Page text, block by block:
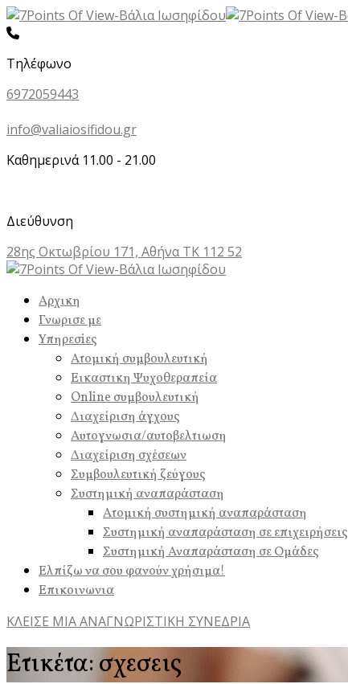
Τηλέφωνο
6972059443
info@valiaiosifidou.gr
Καθημερινά 11.00 - 21.00
Διεύθυνση
28ης Οκτωβρίου 171, Αθήνα ΤΚ 112 52
Αρχικη
Γνωρισε με
Υπηρεσiες
Ατομική συμβουλευτική
Εικαστικη Ψυχοθεραπεία
Online συμβουλευτική
Διαχείριση άγχους
Αυτογνωσια/αυτοβελτιωση
Διαχείριση σχέσεων
Συμβουλευτική ζεύγους
Συστημική αναπαράσταση
Ατομική συστημική αναπαράσταση
Συστημική αναπαράσταση σε επιχειρήσεις
Συστημική Αναπαράσταση σε Ομάδες
Ελπίζω να σου φανούν χρήσιμα!
Επικοινωνια
ΚΛΕΙΣΕ ΜΙΑ ΑΝΑΓΝΩΡΙΣΤΙΚΗ ΣΥΝΕΔΡΙΑ
Ετικέτα:σχεσεις